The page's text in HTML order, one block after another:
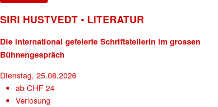
SIRI HUSTVEDT • LITERATUR
Die international gefeierte Schriftstellerin im grossen
Bühnengespräch
Dienstag, 25.08.2026
abCHF 24
Verlosung